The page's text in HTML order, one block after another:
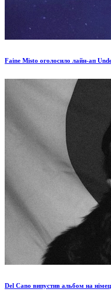
Faine Misto оголосило лайн-ап
Del Cano випустив альбом на